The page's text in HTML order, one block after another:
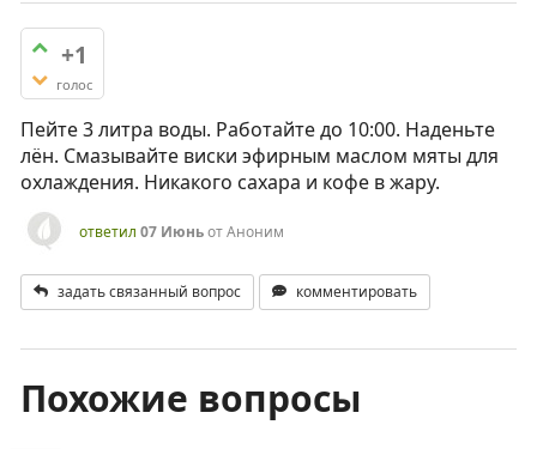
+1
голос
Пейте 3 литра воды. Работайте до 10:00. Наденьте
лён. Смазывайте виски эфирным маслом мяты для
охлаждения. Никакого сахара и кофе в жару.
ответил 07 ИюньотАноним
задать связанный вопрос комментировать
Похожие вопросы